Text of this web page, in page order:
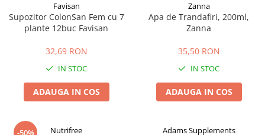
Favisan
Supozitor ColonSan Fem cu 7
plante 12buc Favisan
32,69 RON
IN STOC
ADAUGA IN COS
Zanna
Apa de Trandafiri, 200ml,
Zanna
35,50 RON
IN STOC
ADAUGA IN COS
-50% Nutrifree Adams Supplements